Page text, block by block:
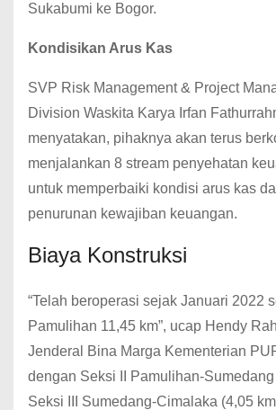
Sukabumi ke Bogor.
Kondisikan Arus Kas
SVP Risk Management & Project
Division Waskita Karya Irfan
menyatakan, pihaknya akan terus
menjalankan 8 stream penyehatan
untuk memperbaiki kondisi arus kas
penurunan kewajiban keuangan.
Biaya Konstruksi
“Telah beroperasi sejak Januari 2022
Pamulihan 11,45 km”, ucap Hendy
Jenderal Bina Marga Kementerian
dengan Seksi II Pamulihan-
Seksi III Sumedang-Cimalaka (4,05